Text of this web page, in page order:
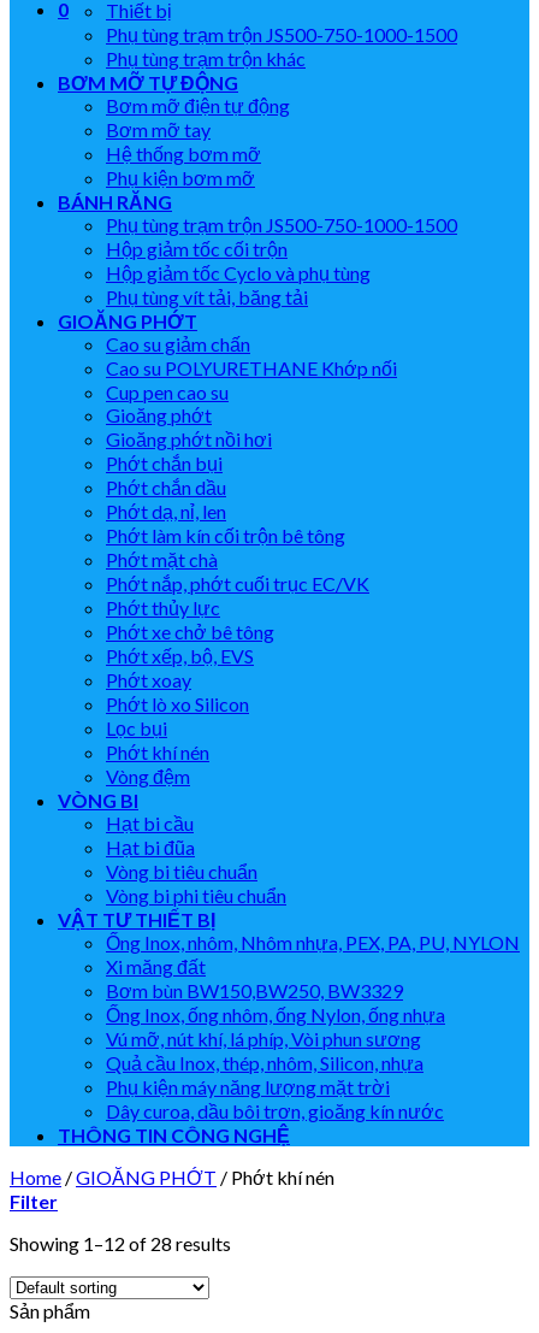
0
Thiết bị
Phụ tùng trạm trộn JS500-750-1000-1500
Phụ tùng trạm trộn khác
BƠM MỠ TỰ ĐỘNG
Bơm mỡ điện tự động
Bơm mỡ tay
Hệ thống bơm mỡ
Phụ kiện bơm mỡ
BÁNH RĂNG
Phụ tùng trạm trộn JS500-750-1000-1500
Hộp giảm tốc cối trộn
Hộp giảm tốc Cyclo và phụ tùng
Phụ tùng vít tải, băng tải
GIOĂNG PHỚT
Cao su giảm chấn
Cao su POLYURETHANE Khớp nối
Cup pen cao su
Gioăng phớt
Gioăng phớt nồi hơi
Phớt chắn bụi
Phớt chắn dầu
Phớt dạ, nỉ, len
Phớt làm kín cối trộn bê tông
Phớt mặt chà
Phớt nắp, phớt cuối trục EC/VK
Phớt thủy lực
Phớt xe chở bê tông
Phớt xếp, bộ, EVS
Phớt xoay
Phớt lò xo Silicon
Lọc bụi
Phớt khí nén
Vòng đệm
VÒNG BI
Hạt bi cầu
Hạt bi đũa
Vòng bi tiêu chuẩn
Vòng bi phi tiêu chuẩn
VẬT TƯ THIẾT BỊ
Ống Inox, nhôm, Nhôm nhựa, PEX, PA, PU, NYLON
Xi măng đất
Bơm bùn BW150,BW250, BW3329
Ống Inox, ống nhôm, ống Nylon, ống nhựa
Vú mỡ, nút khí, lá phíp, Vòi phun sương
Quả cầu Inox, thép, nhôm, Silicon, nhựa
Phụ kiện máy năng lượng mặt trời
Dây curoa, dầu bôi trơn, gioăng kín nước
THÔNG TIN CÔNG NGHỆ
Home /GIOĂNG PHỚT / Phớt khí nén
Filter
Showing 1–12 of 28 results
Sản phẩm